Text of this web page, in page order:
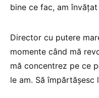
bine ce fac, am
Director cu putere
momente când mă
mă concentrez pe ce
le am. Să împărtășesc